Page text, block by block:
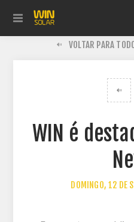
VOLTAR PARA
WIN é
DOMINGO, 12 DE